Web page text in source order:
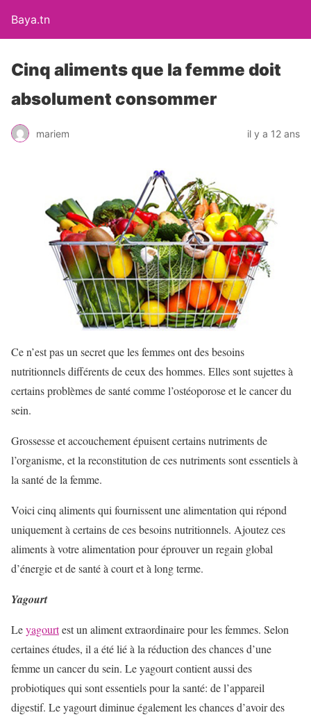
Baya.tn
Cinq aliments que la femme doit
absolument consommer
mariem il y a 12 ans
Ce n’est pas un secret que les femmes ont des besoins
nutritionnels différents de ceux des hommes. Elles sont sujettes à
certains problèmes de santé comme l’ostéoporose et le cancer du
sein.
Grossesse et accouchement épuisent certains nutriments de
l’organisme, et la reconstitution de ces nutriments sont essentiels à
la santé de la femme.
Voici cinq aliments qui fournissent une alimentation qui répond
uniquement à certains de ces besoins nutritionnels. Ajoutez ces
aliments à votre alimentation pour éprouver un regain global
d’énergie et de santé à court et à long terme.
Yagourt
Leyagourtest un aliment extraordinaire pour les femmes. Selon
certaines études, il a été lié à la réduction des chances d’une
femme un cancer du sein. Le yagourt contient aussi des
probiotiques qui sont essentiels pour la santé: de l’appareil
digestif. Le yagourt diminue également les chances d’avoir des